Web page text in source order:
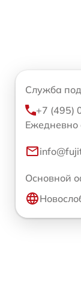
Служба
+7 (495)
Ежедневно
Основной